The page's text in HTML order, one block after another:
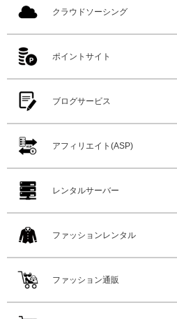
クラウドソーシング
ポイントサイト
ブログサービス
アフィリエイト(ASP)
レンタルサーバー
ファッションレンタル
ファッション通販